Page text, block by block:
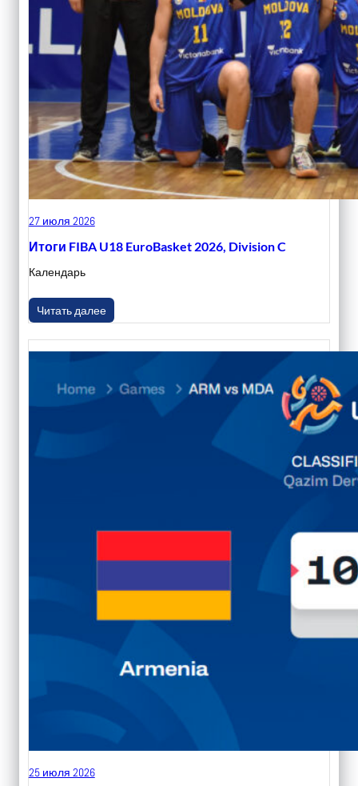
27 июля 2026
Итоги FIBA U18 EuroBasket 2026, Division C
Календарь
Читать далее
25 июля 2026